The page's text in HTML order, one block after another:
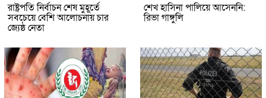
রাষ্ট্রপতি নির্বাচন শেষ মুহূর্তে
সবচেয়ে বেশি আলোচনায় চার
জ্যেষ্ঠ নেতা
শেখ হাসিনা পালিয়ে আসেননি:
রিভা গাঙ্গুলি